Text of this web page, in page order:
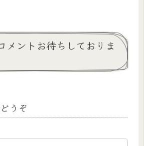
メントお待ちしておりま
うぞ